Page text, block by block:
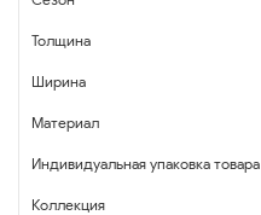
Толщина
Ширина
Материал
Индивидуальная упаковка товара
Коллекция